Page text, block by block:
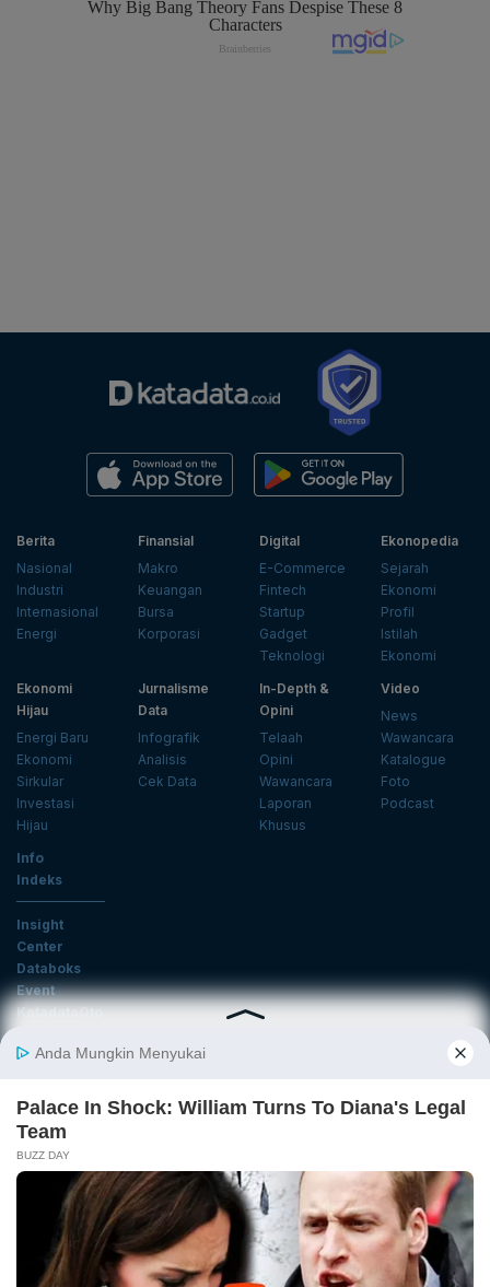
Berita
Nasional
Industri
Internasional
Energi
Finansial
Makro
Keuangan
Bursa
Korporasi
Digital
E-Commerce
Fintech
Startup
Gadget
Teknologi
Ekonopedia
Sejarah
Ekonomi
Profil
Istilah
Ekonomi
Ekonomi
Hijau
Energi Baru
Ekonomi
Sirkular
Investasi
Hijau
Jurnalisme
Data
Infografik
Analisis
Cek Data
In-Depth &
Opini
Telaah
Opini
Wawancara
Laporan
Khusus
Video
News
Wawancara
Katalogue
Foto
Podcast
Info
Indeks
Insight
Center
Databoks
Event
KatadataOto
Email
Daftar
Tentang Katadata Advertising Karier
Pedoman Media Siber
Kebijakan Privasi
Disclaimer Hubungi Kami